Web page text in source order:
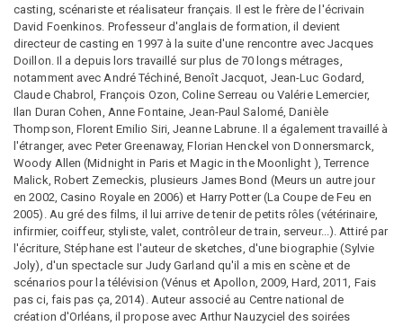
casting, scénariste et réalisateur français. Il est le frère de l'écrivain
David Foenkinos. Professeur d'anglais de formation, il devient
directeur de casting en 1997 à la suite d'une rencontre avec Jacques
Doillon. Il a depuis lors travaillé sur plus de 70 longs métrages,
notamment avec André Téchiné, Benoît Jacquot, Jean-Luc Godard,
Claude Chabrol, François Ozon, Coline Serreau ou Valérie Lemercier,
Ilan Duran Cohen, Anne Fontaine, Jean-Paul Salomé, Danièle
Thompson, Florent Emilio Siri, Jeanne Labrune. Il a également travaillé à
l'étranger, avec Peter Greenaway, Florian Henckel von Donnersmarck,
Woody Allen (Midnight in Paris et Magic in the Moonlight ), Terrence
Malick, Robert Zemeckis, plusieurs James Bond (Meurs un autre jour
en 2002, Casino Royale en 2006) et Harry Potter (La Coupe de Feu en
2005). Au gré des films, il lui arrive de tenir de petits rôles (vétérinaire,
infirmier, coiffeur, styliste, valet, contrôleur de train, serveur...). Attiré par
l'écriture, Stéphane est l'auteur de sketches, d'une biographie (Sylvie
Joly), d'un spectacle sur Judy Garland qu'il a mis en scène et de
scénarios pour la télévision (Vénus et Apollon, 2009, Hard, 2011, Fais
pas ci, fais pas ça, 2014). Auteur associé au Centre national de
création d'Orléans, il propose avec Arthur Nauzyciel des soirées